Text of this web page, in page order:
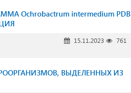
Ochrobactrum intermedium PDB
15.11.2023
761
ВЫДЕЛЕННЫХ ИЗ